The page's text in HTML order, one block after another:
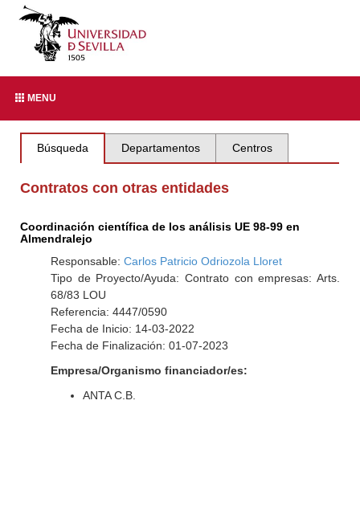
MENU
Búsqueda Departamentos Centros
Contratos con otras entidades
Coordinación científica de los análisis UE 98-99 en
Almendralejo
Responsable: Carlos Patricio Odriozola Lloret
Tipo de Proyecto/Ayuda: Contrato con empresas: Arts.
68/83 LOU
Referencia: 4447/0590
Fecha de Inicio: 14-03-2022
Fecha de Finalización: 01-07-2023
Empresa/Organismo financiador/es:
ANTA C.B.